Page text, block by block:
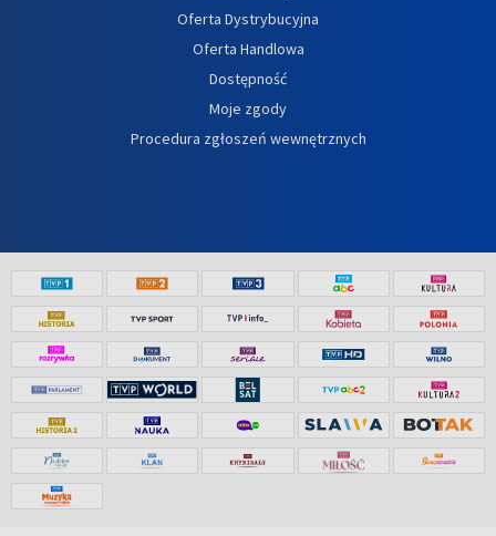
Oferta Dystrybucyjna
Oferta Handlowa
Dostępność
Moje zgody
Procedura zgłoszeń wewnętrznych